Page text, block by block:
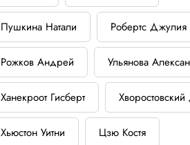
Пушкина Натали Робертс Джулия
Рожков Андрей Ульянова
Ханекроот Гисберт
Хьюстон Уитни Цзю Костя